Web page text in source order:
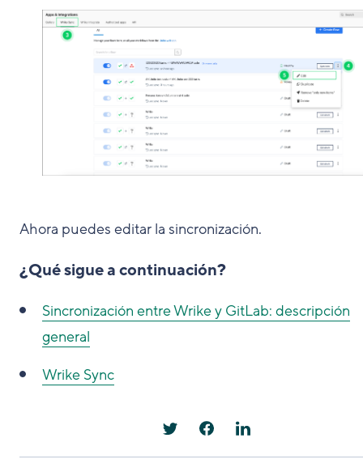
Ahora puedes editar la sincronización.
¿Qué sigue a continuación?
Sincronización entre Wrike y GitLab: descripción
general
Wrike Sync